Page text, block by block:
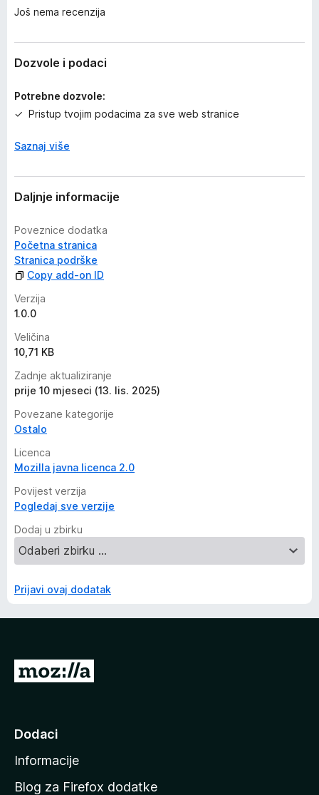
j
n
a
Još nema recenzija
Dozvole i podaci
Potrebne dozvole:
Pristup tvojim podacima za sve web stranice
Saznaj više
Daljnje informacije
Poveznice dodatka
Početna stranica
Stranica podrške
Copy add-on ID
Verzija
1.0.0
Veličina
10,71 KB
Zadnje aktualiziranje
prije 10 mjeseci (13. lis. 2025)
Povezane kategorije
Ostalo
Licenca
Mozilla javna licenca 2.0
Povijest verzija
Pogledaj sve verzije
Dodaj u zbirku
Prijavi ovaj dodatak
n
p
o
Dodaci
Informacije
Blog za Firefox dodatke